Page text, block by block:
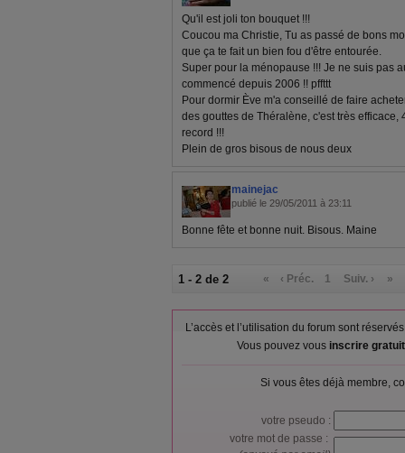
Qu'il est joli ton bouquet !!!
Coucou ma Christie, Tu as passé de bons
que ça te fait un bien fou d'être entourée.
Super pour la ménopause !!! Je ne suis pas
commencé depuis 2006 !! pffttt
Pour dormir Ève m'a conseillé de faire
des gouttes de Théralène, c'est très efficace,
record !!!
Plein de gros bisous de nous deux
mainejac
publié le 29/05/2011 à 23:11
Bonne fête et bonne nuit. Bisous. Maine
1 - 2 de 2 « ‹ Préc. 1 Suiv. › »
L’accès et l’utilisation du forum sont
Vous pouvez vous inscrire
Si vous êtes déjà membre,
votre pseudo :
votre mot de passe :